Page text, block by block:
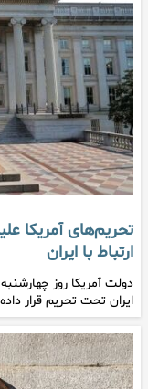
ارتباط با ایران
ایران تحت تحریم قرار